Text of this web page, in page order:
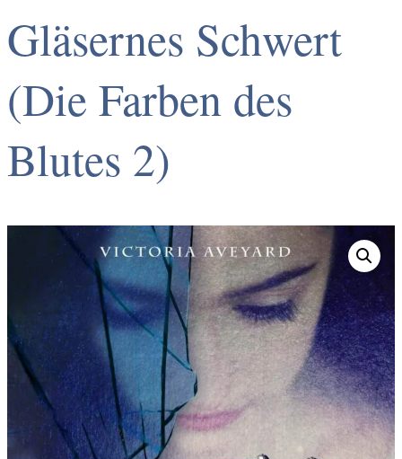
Gläsernes Schwert
(Die Farben des
Blutes 2)